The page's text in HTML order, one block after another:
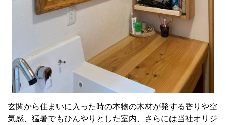
玄関から住まいに入った時の本物の木材が発する香りや空
気感、猛暑でもひんやりとした室内、さらには当社オリジ